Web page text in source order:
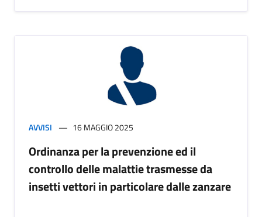
AVVISI 16 MAGGIO 2025
Ordinanza per la prevenzione ed il
controllo delle malattie trasmesse da
insetti vettori in particolare dalle zanzare